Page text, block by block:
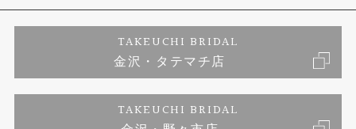
婚約ネックレス
ダイヤモンド
プロポーズサポート
ブランドリスト
お客様の声
TAKEUCHI BRIDAL
金沢・タテマチ店
TAKEUCHI BRIDAL